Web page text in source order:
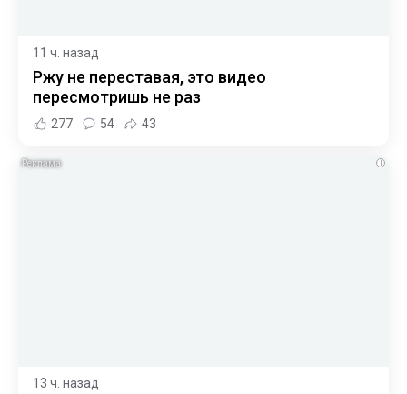
11 ч. назад
Ржу не переставая, это видео
пересмотришь не раз
277 54 43
i
13 ч. назад